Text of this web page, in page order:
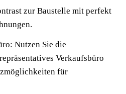
zur Baustelle mit perfekt
Nutzen Sie die
Verkaufsbüro
für